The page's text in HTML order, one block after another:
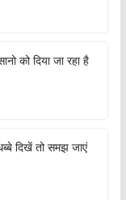
को दिया जा रहा है
दिखें तो समझ जाएं